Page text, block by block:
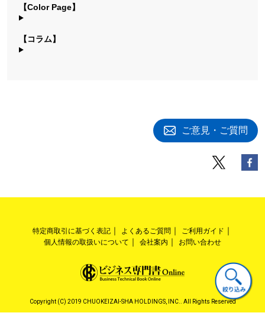
【Color Page】
【コラム】
ご意見・ご質問
特定商取引に基づく表記 よくあるご質問
ご利用ガイド
個人情報の取扱いについて
会社案内 お問い合わせ
Copyright (C) 2019 CHUOKEIZAI-SHA HOLDINGS, INC.. All Rights Reserved